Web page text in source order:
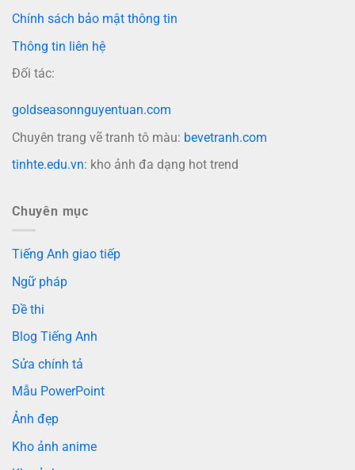
Chính sách bảo mật thông tin
Thông tin liên hệ
Đối tác:
goldseasonnguyentuan.com
Chuyên trang vẽ tranh tô màu: bevetranh.com
tinhte.edu.vn: kho ảnh đa dạng hot trend
Chuyên mục
Tiếng Anh giao tiếp
Ngữ pháp
Đề thi
Blog Tiếng Anh
Sửa chính tả
Mẫu PowerPoint
Ảnh đẹp
Kho ảnh anime